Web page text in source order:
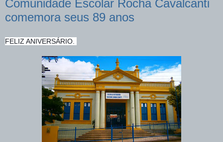
Comunidade Escolar Rocha Cavalcanti
comemora seus 89 anos
FELIZ ANIVERSÁRIO.